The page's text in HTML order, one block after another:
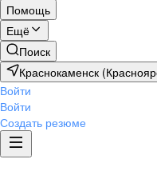
Помощь
Ещё
Поиск
Краснокаменск
Войти
Войти
Создать резюме